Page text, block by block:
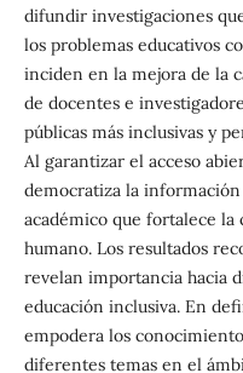
difundir investigaciones
los problemas educativos
inciden en la mejora de la
de docentes e
públicas más inclusivas y
Al garantizar el acceso
democratiza la
académico que fortalece la
humano. Los resultados
revelan importancia hacia
educación inclusiva. En
empodera los
diferentes temas en el